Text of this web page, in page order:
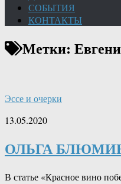
СОБЫТИЯ
КОНТАКТЫ
Метки:
Эссе и очерки
13.05.2020
ОЛЬГА
В статье «Красное вино